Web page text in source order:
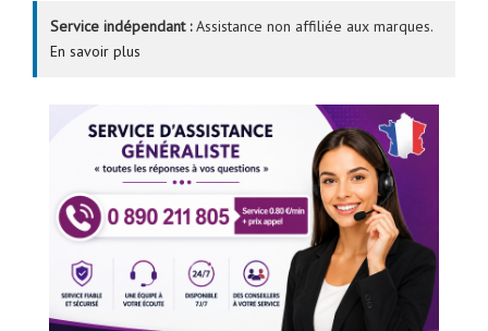
Service indépendant :Assistance non affiliée aux marques.
En savoir plus